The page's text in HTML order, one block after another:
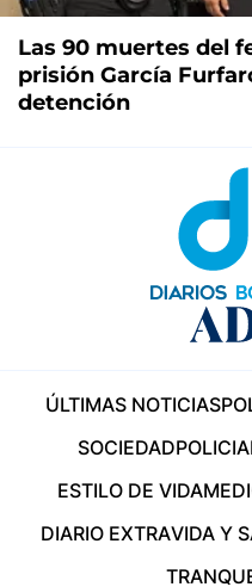
Las 90 muertes del
prisión García
detención
ÚLTIMAS NOTICIAS
SOCIEDAD
ESTILO DE VIDA
DIARIO EXTRAVIDA Y